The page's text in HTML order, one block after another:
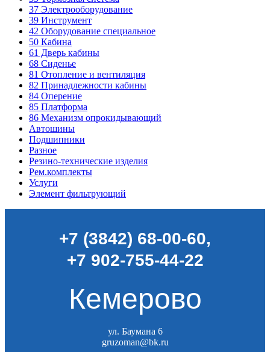
37 Электрооборудование
39 Инструмент
42 Оборудование специальное
50 Кабина
61 Дверь кабины
68 Сиденье
81 Отопление и вентиляция
82 Принадлежности кабины
84 Оперение
85 Платформа
86 Механизм опрокидывающий
Автошины
Подшипники
Разное
Резино-технические изделия
Рем.комплекты
Услуги
Элемент фильтрующий
+7 (3842) 68-00-60,
+7 902-755-44-22
Кемерово
ул. Баумана 6
gruzoman@bk.ru